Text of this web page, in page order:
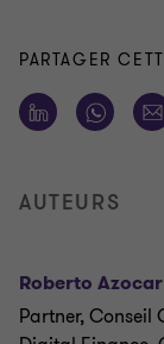
PARTAGER
AUTEURS
Roberto Azocar
Partner,